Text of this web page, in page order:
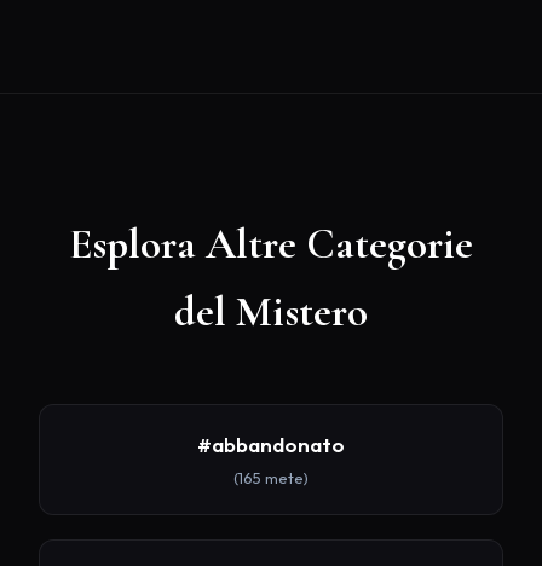
Esplora Altre Categorie
del Mistero
#abbandonato
(165 mete)